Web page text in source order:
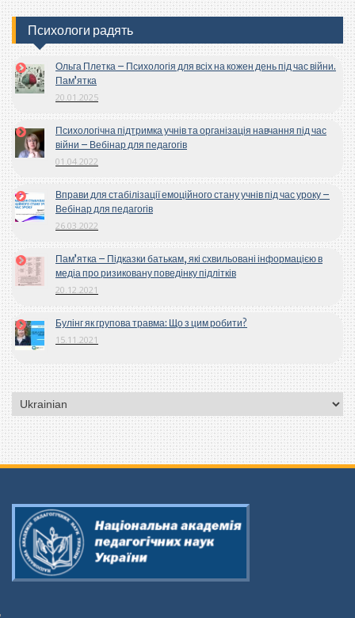
Психологи радять
Ольга Плетка – Психологія для всіх на кожен день під час війни.
Пам’ятка
20.01.2025
Психологічна підтримка учнів та організація навчання під час
війни – Вебінар для педагогів
01.04.2022
Вправи для стабілізації емоційного стану учнів під час уроку –
Вебінар для педагогів
26.03.2022
Пам’ятка – Підказки батькам, які схвильовані інформацією в
медіа про ризиковану поведінку підлітків
20.12.2021
Булінг як групова травма: Що з цим робити?
15.11.2021
Вибрати
мову